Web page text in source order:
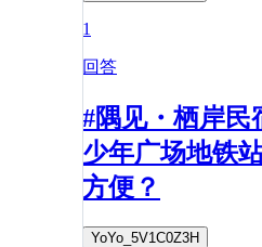
1
回答
#隅见・栖岸民
少年广场地铁
方便？
YoYo_5V1C0Z3H